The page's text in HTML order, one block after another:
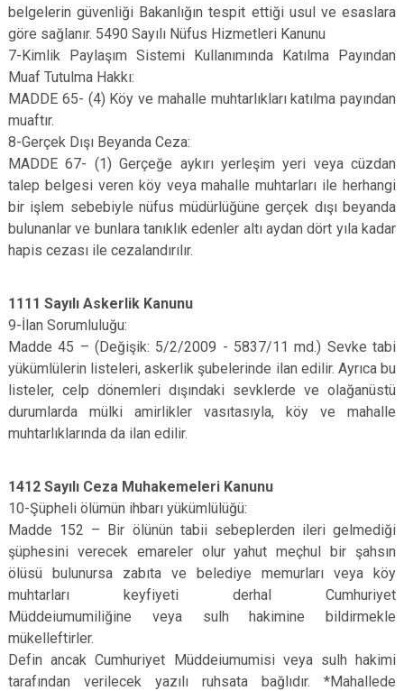
belgelerin güvenliği Bakanlığın tespit ettiği usul ve esaslara
göre sağlanır. 5490 Sayılı Nüfus Hizmetleri Kanunu
7-Kimlik Paylaşım Sistemi Kullanımında Katılma Payından
Muaf Tutulma Hakkı:
MADDE 65- (4) Köy ve mahalle muhtarlıkları katılma payından
muaftır.
8-Gerçek Dışı Beyanda Ceza:
MADDE 67- (1) Gerçeğe aykırı yerleşim yeri veya cüzdan
talep belgesi veren köy veya mahalle muhtarları ile herhangi
bir işlem sebebiyle nüfus müdürlüğüne gerçek dışı beyanda
bulunanlar ve bunlara tanıklık edenler altı aydan dört yıla kadar
hapis cezası ile cezalandırılır.
1111 Sayılı Askerlik Kanunu
9-İlan Sorumluluğu:
Madde 45 – (Değişik: 5/2/2009 - 5837/11 md.) Sevke tabi
yükümlülerin listeleri, askerlik şubelerinde ilan edilir. Ayrıca bu
listeler, celp dönemleri dışındaki sevklerde ve olağanüstü
durumlarda mülki amirlikler vasıtasıyla, köy ve mahalle
muhtarlıklarında da ilan edilir.
1412 Sayılı Ceza Muhakemeleri Kanunu
10-Şüpheli ölümün ihbarı yükümlülüğü:
Madde 152 – Bir ölünün tabii sebeplerden ileri gelmediği
şüphesini verecek emareler olur yahut meçhul bir şahsın
ölüsü bulunursa zabıta ve belediye memurları veya köy
muhtarları keyfiyeti derhal Cumhuriyet
Müddeiumumiliğine veya sulh hakimine bildirmekle
mükelleftirler.
Defin ancak Cumhuriyet Müddeiumumisi veya sulh hakimi
tarafından verilecek yazılı ruhsata bağlıdır. *Mahallede